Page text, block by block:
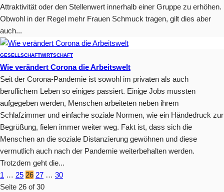
Attraktivität oder den Stellenwert innerhalb einer Gruppe zu erhöhen.
Obwohl in der Regel mehr Frauen Schmuck tragen, gilt dies aber
auch...
GESELLSCHAFTWIRTSCHAFT
Wie verändert Corona die Arbeitswelt
Seit der Corona-Pandemie ist sowohl im privaten als auch
beruflichem Leben so einiges passiert. Einige Jobs mussten
aufgegeben werden, Menschen arbeiteten neben ihrem
Schlafzimmer und einfache soziale Normen, wie ein Händedruck zur
Begrüßung, fielen immer weiter weg. Fakt ist, dass sich die
Menschen an die soziale Distanzierung gewöhnen und diese
vermutlich auch nach der Pandemie weiterbehalten werden.
Trotzdem geht die...
1 … 25 26 27 … 30
Seite 26 of 30